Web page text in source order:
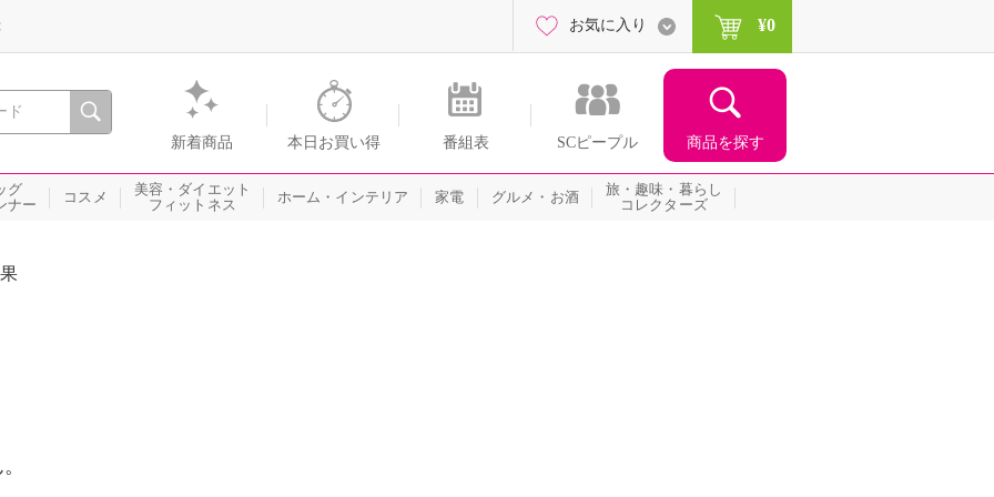
間を。通販・テレビショッピングのショップチャンネル
新着商品 本日お買い得 番組表 SCピープル 商品を探す
お気に入り ¥0
グ
ナー
コスメ
美容・ダイエット
フィットネス
ホーム・インテリア 家電 グルメ・お酒
旅・趣味・暮らし
コレクターズ